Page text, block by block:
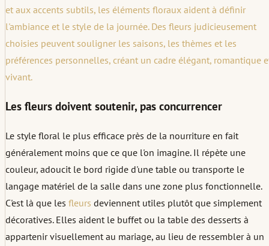
et aux accents subtils, les éléments floraux aident à définir
l'ambiance et le style de la journée. Des fleurs judicieusement
choisies peuvent souligner les saisons, les thèmes et les
préférences personnelles, créant un cadre élégant, romantique
vivant.
Les fleurs doivent soutenir, pas concurrencer
Le style floral le plus efficace près de la nourriture en fait
généralement moins que ce que l'on imagine. Il répète une
couleur, adoucit le bord rigide d'une table ou transporte le
langage matériel de la salle dans une zone plus fonctionnelle.
C'est là que les fleurs deviennent utiles plutôt que simplement
décoratives. Elles aident le buffet ou la table des desserts à
appartenir visuellement au mariage, au lieu de ressembler à un